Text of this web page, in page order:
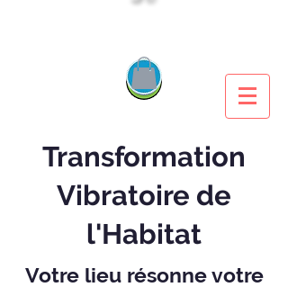
Transformation
Vibratoire de
l'Habitat
Votre lieu résonne votre